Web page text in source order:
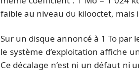
faible au niveau du kilooctet, mais
Sur un disque annoncé à 1 To par
le système d’exploitation affiche
Ce décalage n’est ni un défaut ni